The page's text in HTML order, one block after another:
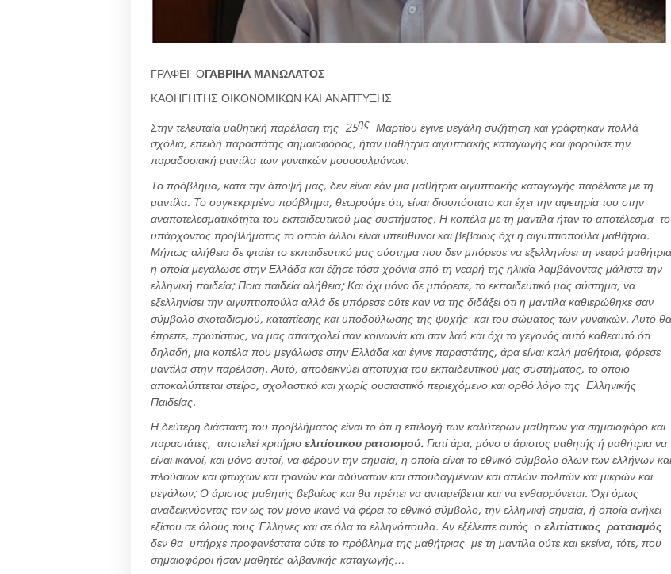
ΓΡΑΦΕΙ ΟΓΑΒΡΙΗΛ ΜΑΝΩΛΑΤΟΣ
ΚΑΘΗΓΗΤΗΣ ΟΙΚΟΝΟΜΙΚΩΝ ΚΑΙ ΑΝΑΠΤΥΞΗΣ
Στην τελευταία μαθητική παρέλαση της 25ης Μαρτίου έγινε μεγάλη συζήτηση και γράφτηκαν πολλά
σχόλια, επειδή παραστάτης σημαιοφόρος, ήταν μαθήτρια αιγυπτιακής καταγωγής και φορούσε την
παραδοσιακή μαντίλα των γυναικών μουσουλμάνων.
Το πρόβλημα, κατά την άποψή μας, δεν είναι εάν μια μαθήτρια αιγυπτιακής καταγωγής παρέλασε με τη
μαντίλα. Το συγκεκριμένο πρόβλημα, θεωρούμε ότι, είναι δισυπόστατο και έχει την αφετηρία του στην
αναποτελεσματικότητα του εκπαιδευτικού μας συστήματος. Η κοπέλα με τη μαντίλα ήταν το αποτέλεσμα
υπάρχοντος προβλήματος το οποίο άλλοι είναι υπεύθυνοι και βεβαίως όχι η αιγυπτιοπούλα μαθήτρια.
Μήπως αλήθεια δε φταίει το εκπαιδευτικό μας σύστημα που δεν μπόρεσε να εξελληνίσει τη νεαρά μαθήτρια
η οποία μεγάλωσε στην Ελλάδα και έζησε τόσα χρόνια από τη νεαρή της ηλικία λαμβάνοντας μάλιστα την
ελληνική παιδεία; Ποια παιδεία αλήθεια; Και όχι μόνο δε μπόρεσε, το εκπαιδευτικό μας σύστημα, να
εξελληνίσει την αιγυπτιοπούλα αλλά δε μπόρεσε ούτε καν να της διδάξει ότι η μαντίλα καθιερώθηκε σαν
σύμβολο σκοταδισμού, καταπίεσης και υποδούλωσης της ψυχής και του σώματος των γυναικών. Αυτό θα
έπρεπε, πρωτίστως, να μας απασχολεί σαν κοινωνία και σαν λαό και όχι το γεγονός αυτό καθεαυτό ότι
δηλαδή, μια κοπέλα που μεγάλωσε στην Ελλάδα και έγινε παραστάτης, άρα είναι καλή μαθήτρια, φόρεσε
μαντίλα στην παρέλαση. Αυτό, αποδεικνύει αποτυχία του εκπαιδευτικού μας συστήματος, το οποίο
αποκαλύπτεται στείρο, σχολαστικό και χωρίς ουσιαστικό περιεχόμενο και ορθό λόγο της Ελληνικής
Παιδείας.
Η δεύτερη διάσταση του προβλήματος είναι το ότι η επιλογή των καλύτερων μαθητών για σημαιοφόρο και
παραστάτες, αποτελεί κριτήριο ελιτίστικου ρατσισμού. Γιατί άρα, μόνο ο άριστος μαθητής ή μαθήτρια να
είναι ικανοί, και μόνο αυτοί, να φέρουν την σημαία, η οποία είναι το εθνικό σύμβολο όλων των ελλήνων και
πλούσιων και φτωχών και τρανών και αδύνατων και σπουδαγμένων και απλών πολιτών και μικρών και
μεγάλων; Ο άριστος μαθητής βεβαίως και θα πρέπει να ανταμείβεται και να ενθαρρύνεται. Όχι όμως
αναδεικνύοντας τον ως τον μόνο ικανό να φέρει το εθνικό σύμβολο, την ελληνική σημαία, ή οποία ανήκει
εξίσου σε όλους τους Έλληνες και σε όλα τα ελληνόπουλα. Αν εξέλειπε αυτός ο ελιτίστικος ρατσισμός
δεν θα υπήρχε προφανέστατα ούτε το πρόβλημα της μαθήτριας με τη μαντίλα ούτε και εκείνα, τότε, που
σημαιοφόροι ήσαν μαθητές αλβανικής καταγωγής…